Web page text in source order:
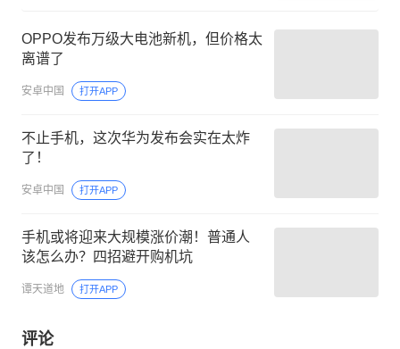
OPPO发布万级大电池新机，但价格太
离谱了
安卓中国 打开APP
不止手机，这次华为发布会实在太炸
了！
安卓中国 打开APP
手机或将迎来大规模涨价潮！普通人
该怎么办？四招避开购机坑
谭天道地 打开APP
评论